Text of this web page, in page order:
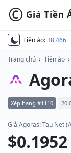
Tiền ảo:38,466
© Giá Tiền
Trang chủ › Tiền ảo ›
Xếp hạng #1110
Giá Agoras: Tau Net
$0.1952